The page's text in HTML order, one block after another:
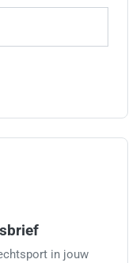
in jouw